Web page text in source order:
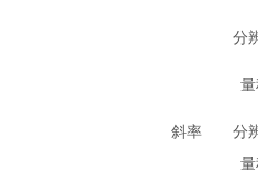
斜率
分
分